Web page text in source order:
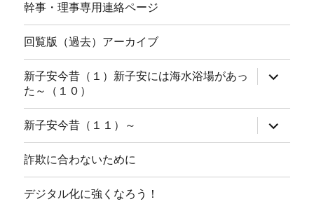
幹事・理事専用連絡ページ
回覧版（過去）アーカイブ
新子安今昔（１）新子安には海水浴場があっ
た～（１０）
ブ
ニ
ュ
を
新子安今昔（１１）～
ブ
メ
ー
詐欺に合わないために
デジタル化に強くなろう！